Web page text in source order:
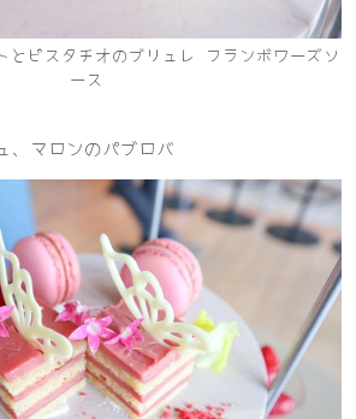
とピスタチオのブリュレ フランボワーズソ
ース
、マロンのパブロバ